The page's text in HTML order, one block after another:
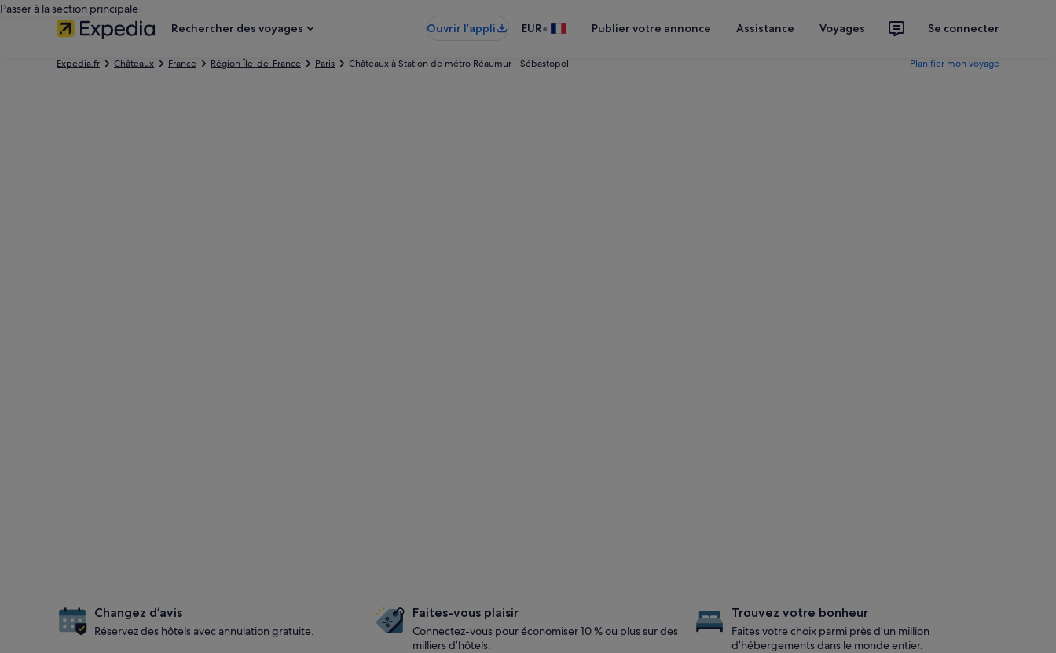
Passer à la section principale
Rechercher des voyages
Ouvrir l’appli EUR• Publier votre annonce Assistance Voyages Se connecter
Expedia.fr Châteaux France Région Île-de-France Paris Châteaux à Station de métro Réaumur - Sébastopol Planifier mon voyage
Changez d’avis
Réservez des hôtels avec annulation gratuite.
Faites-vous plaisir
Connectez-vous pour économiser 10 % ou plus sur des
milliers d’hôtels.
Trouvez votre bonheur
Faites votre choix parmi près d’un million
d’hébergements dans le monde entier.